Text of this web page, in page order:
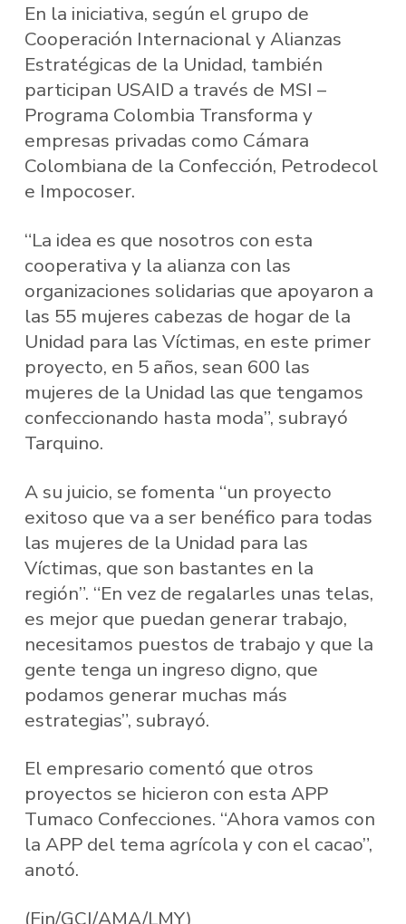
En la iniciativa, según el grupo de
Cooperación Internacional y Alianzas
Estratégicas de la Unidad, también
participan USAID a través de MSI –
Programa Colombia Transforma y
empresas privadas como Cámara
Colombiana de la Confección, Petrodecol
e Impocoser.
“La idea es que nosotros con esta
cooperativa y la alianza con las
organizaciones solidarias que apoyaron a
las 55 mujeres cabezas de hogar de la
Unidad para las Víctimas, en este primer
proyecto, en 5 años, sean 600 las
mujeres de la Unidad las que tengamos
confeccionando hasta moda”, subrayó
Tarquino.
A su juicio, se fomenta “un proyecto
exitoso que va a ser benéfico para todas
las mujeres de la Unidad para las
Víctimas, que son bastantes en la
región”. “En vez de regalarles unas telas,
es mejor que puedan generar trabajo,
necesitamos puestos de trabajo y que la
gente tenga un ingreso digno, que
podamos generar muchas más
estrategias”, subrayó.
El empresario comentó que otros
proyectos se hicieron con esta APP
Tumaco Confecciones. “Ahora vamos con
la APP del tema agrícola y con el cacao”,
anotó.
(Fin/GCI/AMA/LMY)